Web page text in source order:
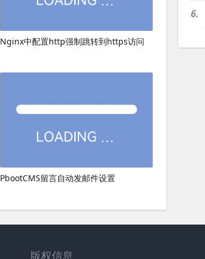
Nginx中配置http强制跳转到https访问
PbootCMS留言自动发邮件设置
6.
版权信息